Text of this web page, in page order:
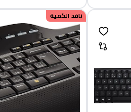
نافد الكمية